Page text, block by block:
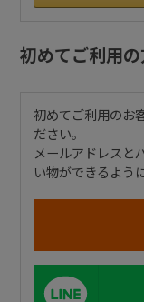
初めてご利用
初めてご利用のお
ださい。
メールアドレスと
い物ができるよう